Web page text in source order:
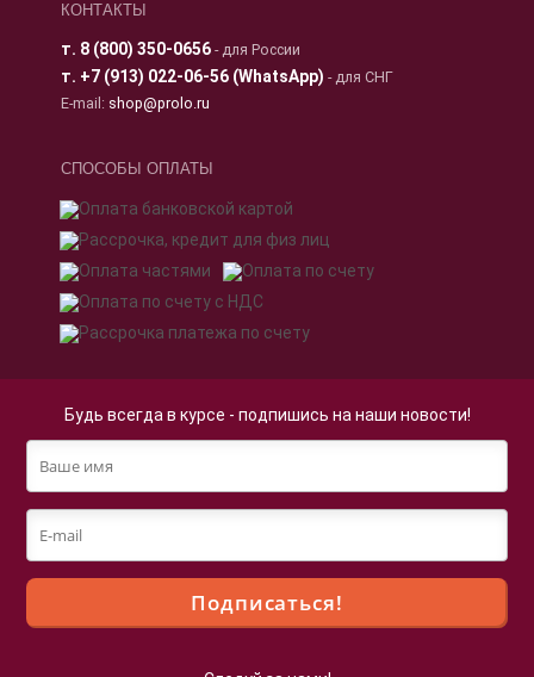
КОНТАКТЫ
т. 8 (800) 350-0656- для России
т. +7 (913) 022-06-56 (WhatsApp) - для СНГ
E-mail: shop@prolo.ru
СПОСОБЫ ОПЛАТЫ
Будь всегда в курсе - подпишись на наши новости!